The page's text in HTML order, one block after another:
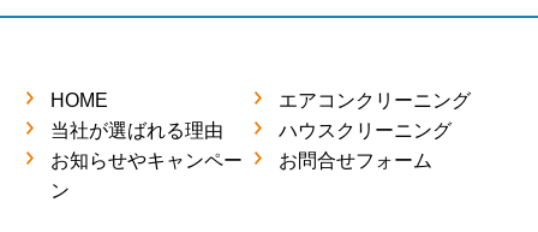
HOME
エアコンクリーニング
当社が選ばれる理由
ハウスクリーニング
お知らせやキャンペー
ン
お問合せフォーム